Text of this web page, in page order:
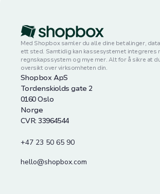
Med Shopbox samler du alle dine betalinger,
ett sted. Samtidig kan kassesystemet integreres
regnskapssystem og mye mer. Alt for å sikre at
oversikt over virksomheten din.
Shopbox ApS
Tordenskiolds gate 2
0160 Oslo
Norge
CVR: 33964544
+47 23 50 65 90
hello@shopbox.com